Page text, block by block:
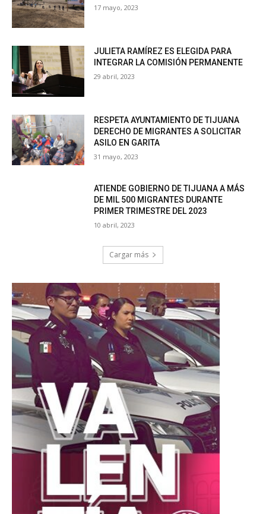
17 mayo, 2023
JULIETA RAMÍREZ ES ELEGIDA PARA
INTEGRAR LA COMISIÓN PERMANENTE
29 abril, 2023
RESPETA AYUNTAMIENTO DE TIJUANA
DERECHO DE MIGRANTES A SOLICITAR
ASILO EN GARITA
31 mayo, 2023
ATIENDE GOBIERNO DE TIJUANA A MÁS
DE MIL 500 MIGRANTES DURANTE
PRIMER TRIMESTRE DEL 2023
10 abril, 2023
Cargar más